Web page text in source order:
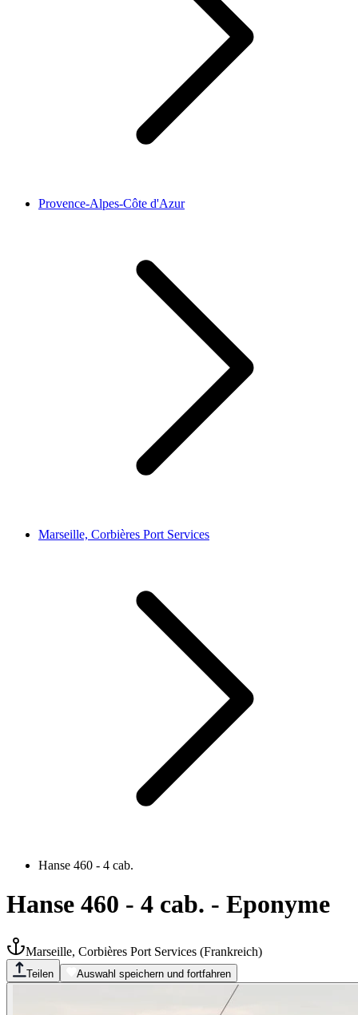
Provence-Alpes-Côte d'Azur
Marseille, Corbières Port Services
Hanse 460 - 4 cab.
Hanse 460 - 4 cab. - Eponyme
Marseille, Corbières Port Services (Frankreich)
Teilen Auswahl speichern und fortfahren